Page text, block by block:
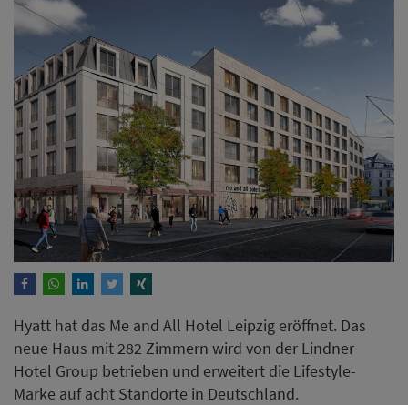
Hyatt hat das Me and All Hotel Leipzig eröffnet. Das
neue Haus mit 282 Zimmern wird von der Lindner
Hotel Group betrieben und erweitert die Lifestyle-
Marke auf acht Standorte in Deutschland.